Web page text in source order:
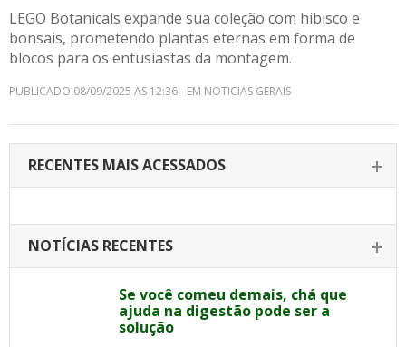
LEGO Botanicals expande sua coleção com hibisco e
bonsais, prometendo plantas eternas em forma de
blocos para os entusiastas da montagem.
PUBLICADO 08/09/2025 AS 12:36 - EM NOTICIAS GERAIS
RECENTES MAIS ACESSADOS
NOTÍCIAS RECENTES
Se você comeu demais, chá que
ajuda na digestão pode ser a
solução